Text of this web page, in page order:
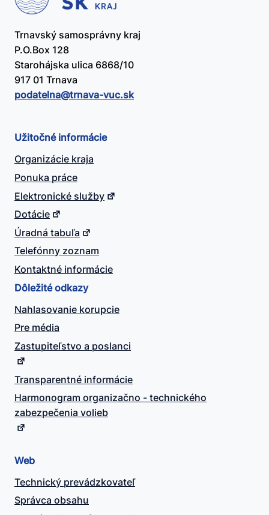
Trnavský samosprávny kraj
P.O.Box 128
Starohájska ulica 6868/10
917 01 Trnava
podatelna@​trnava-vuc.sk
Užitočné informácie
Organizácie kraja
Ponuka práce
Elektronické služby
Dotácie
Úradná tabuľa
Telefónny zoznam
Kontaktné informácie
Dôležité odkazy
Nahlasovanie korupcie
Pre média
Zastupiteľstvo a poslanci
Transparentné informácie
Harmonogram organizačno - technického
zabezpečenia volieb
Web
Technický prevádzkovateľ
Správca obsahu